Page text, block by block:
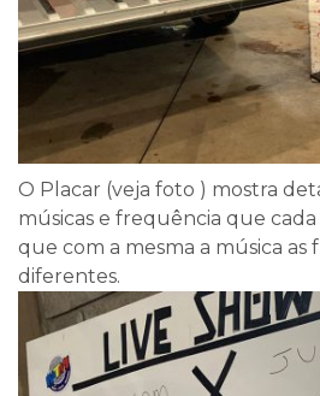
O Placar (veja foto ) mostra
músicas e frequência que
que com a mesma a música as
diferentes.